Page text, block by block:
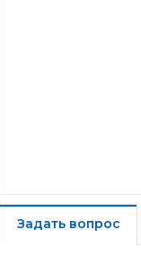
Задать вопрос